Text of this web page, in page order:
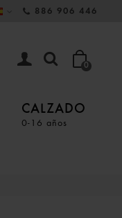
886 906 446
0
CALZADO
0-16 años